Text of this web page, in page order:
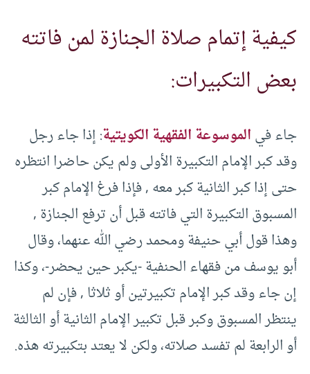
كيفية إتمام صلاة الجنازة لمن فاتته
بعض التكبيرات:
جاء فيالموسوعة الفقهية الكويتية: إذا جاء رجل
وقد كبر الإمام التكبيرة الأولى ولم يكن حاضرا انتظره
حتى إذا كبر الثانية كبر معه , فإذا فرغ الإمام كبر
المسبوق التكبيرة التي فاتته قبل أن ترفع الجنازة ,
وهذا قول أبي حنيفة ومحمد رضي الله عنهما، وقال
أبو يوسف من فقهاء الحنفية -يكبر حين يحضر-، وكذا
إن جاء وقد كبر الإمام تكبيرتين أو ثلاثا , فإن لم
ينتظر المسبوق وكبر قبل تكبير الإمام الثانية أو الثالثة
أو الرابعة لم تفسد صلاته، ولكن لا يعتد بتكبيرته هذه.